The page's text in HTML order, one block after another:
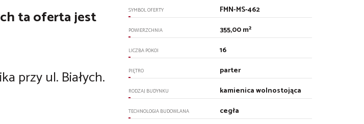
ta oferta jest
przy ul. Białych.
SYMBOL OFERTY FMN-MS-462
POWIERZCHNIA 355,00 m²
LICZBA POKOI 16
PIĘTRO parter
RODZAJ BUDYNKU kamienica wolnostojąca
TECHNOLOGIA BUDOWLANA cegła